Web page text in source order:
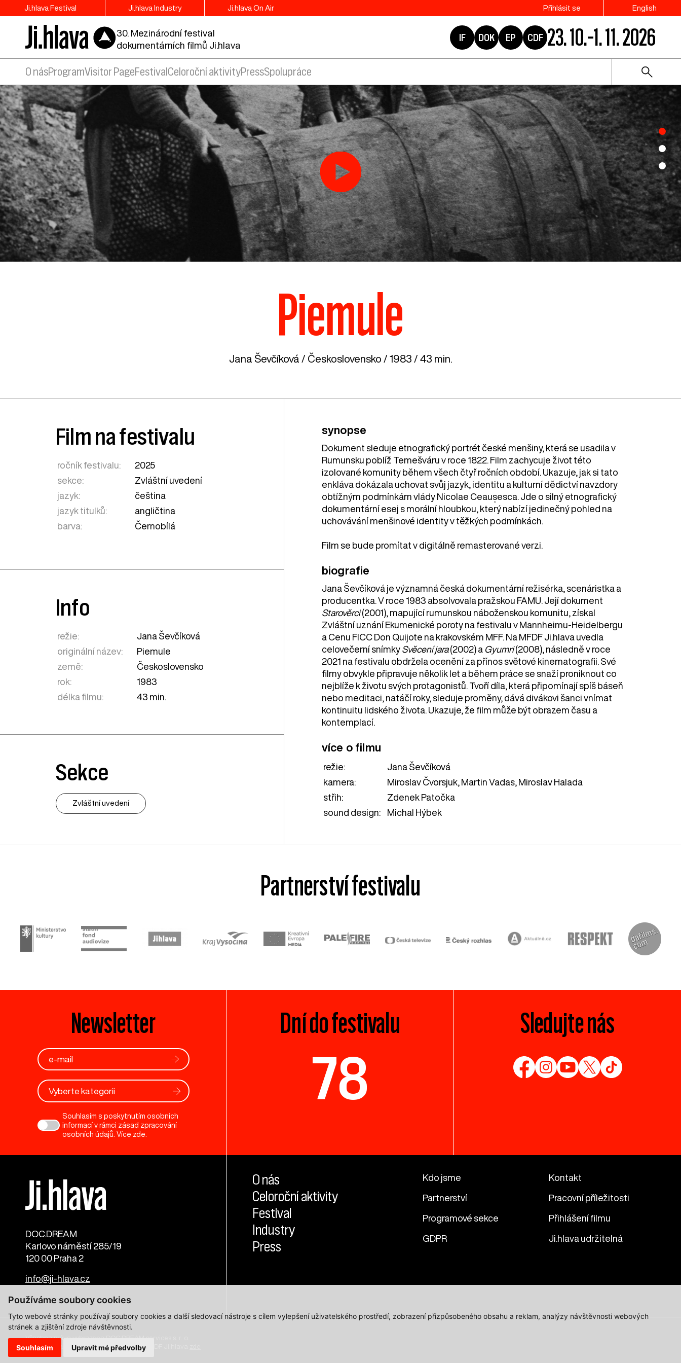
Používáme soubory cookies
Tyto webové stránky používají soubory cookies a další sledovací nástroje s cílem vylepšení uživatelského prostředí, zobrazení přizpůsobeného obsahu a reklam, analýzy návštěvnosti webových
stránek a zjištění zdroje návštěvnosti.
Souhlasím Upravit mé předvolby
Ji.hlava Festival Ji.hlava Industry Ji.hlava On Air Přihlásit se English
30. Mezinárodní festival
dokumentárních filmů Ji.hlava
IF DOK EP CDF 23. 10.–1. 11. 2026
O násProgramVisitor PageFestival Celoroční aktivityPressSpolupráce
Piemule
Jana Ševčíková / Československo / 1983 / 43 min.
synopse
Dokument sleduje etnografický portrét české menšiny, která se usadila v
Rumunsku poblíž Temešváru v roce 1822. Film zachycuje život této
izolované komunity během všech čtyř ročních období. Ukazuje, jak si tato
enkláva dokázala uchovat svůj jazyk, identitu a kulturní dědictví navzdory
obtížným podmínkám vlády Nicolae Ceaușesca. Jde o silný etnografický
dokumentární esej s morální hloubkou, který nabízí jedinečný pohled na
uchovávání menšinové identity v těžkých podmínkách.
Film se bude promítat v digitálně remasterované verzi.
biografie
Jana Ševčíková je významná česká dokumentární režisérka, scenáristka a
producentka. V roce 1983 absolvovala pražskou FAMU. Její dokument
Starověrci(2001), mapující rumunskou náboženskou komunitu, získal
Zvláštní uznání Ekumenické poroty na festivalu v Mannheimu-Heidelbergu
a Cenu FICC Don Quijote na krakovském MFF. Na MFDF Ji.hlava uvedla
celovečerní snímky Svěcení jara(2002) a Gyumri(2008), následně v roce
2021 na festivalu obdržela ocenění za přínos světové kinematografii. Své
filmy obvykle připravuje několik let a během práce se snaží proniknout co
nejblíže k životu svých protagonistů. Tvoří díla, která připomínají spíš báseň
nebo meditaci, natáčí roky, sleduje proměny, dává divákovi šanci vnímat
kontinuitu lidského života. Ukazuje, že film může být obrazem času a
kontemplací.
více o filmu
režie:
Jana Ševčíková
kamera:
Miroslav Čvorsjuk, Martin Vadas, Miroslav Halada
střih:
Zdenek Patočka
sound design:
Michal Hýbek
Film na festivalu
ročník festivalu:
2025
sekce:
Zvláštní uvedení
jazyk:
čeština
jazyk titulků:
angličtina
barva:
Černobílá
Info
režie:
Jana Ševčíková
originální název:
Piemule
země:
Československo
rok:
1983
délka filmu:
43 min.
Sekce
Zvláštní uvedení
Partnerství festivalu
Newsletter
Vyberte kategorii
Souhlasím s poskytnutím osobních
informací v rámci zásad zpracování
osobních údajů. Více zde
Dní do festivalu
78
Sledujte nás
DOC.DREAM​
Karlovo náměstí 285/19
120 00 Praha 2
info@ji-hlava.cz
O nás
Celoroční aktivity
Festival
Industry
Press
Kdo jsme Kontakt
Partnerství Pracovní příležitosti
Programové sekce Přihlášení filmu
GDPR Ji.hlava udržitelná
Všechna práva vyhrazena DOC.DREAM services s. r. o.
Zásady zpracování osobních údajů pro MFDF Ji.hlava